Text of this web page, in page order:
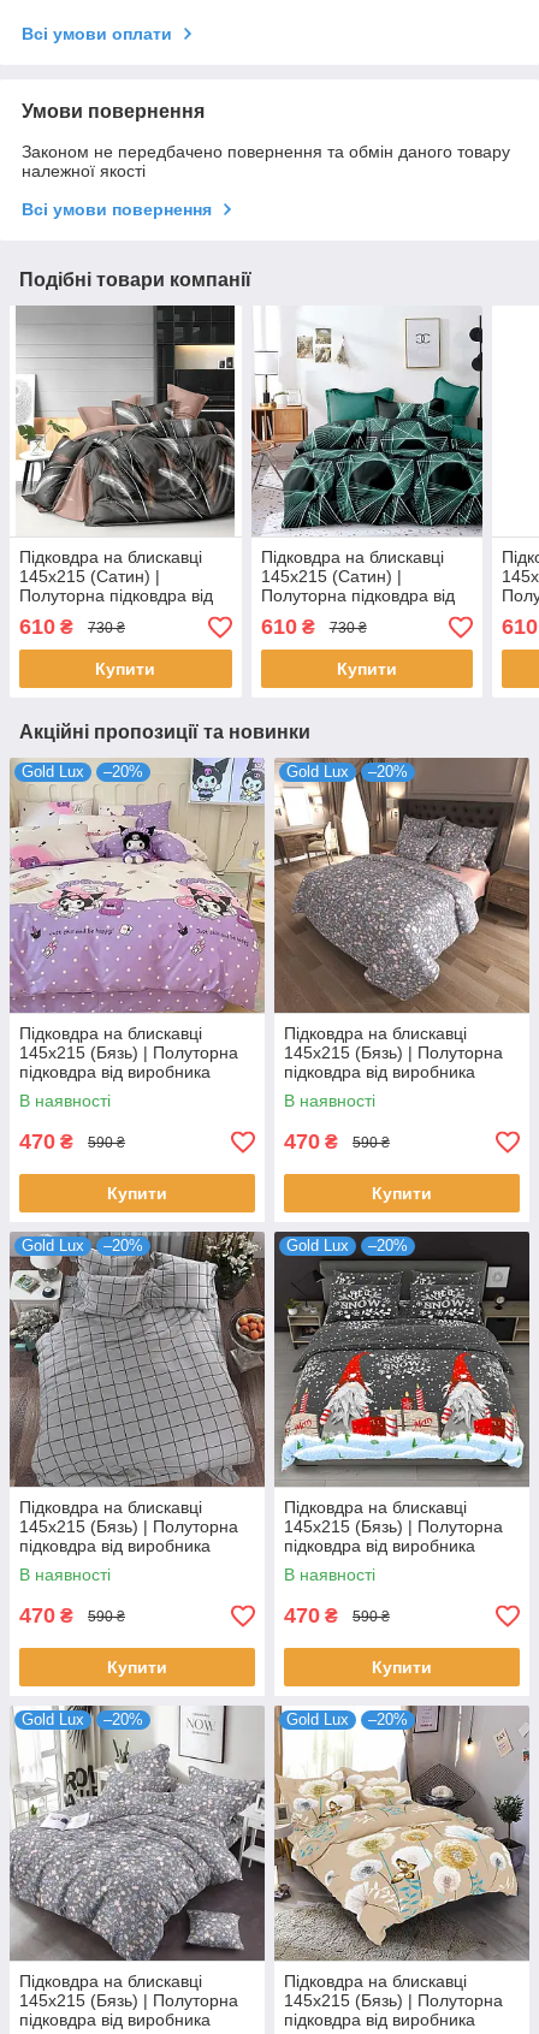
Всі умови оплати
Умови повернення
Законом не передбачено повернення та обмін даного товару
належної якості
Всі умови повернення
Подібні товари компанії
Підковдра на блискавці
145х215 (Сатин) |
Полуторна підковдра від
виробника "Королева
Ночі" | Пір'я на темно-
сірому
610 ₴ 730 ₴
Купити
Підковдра на блискавці
145х215 (Сатин) |
Полуторна підковдра від
виробника "Королева
Ночі" | Візерунок на
темному та бірюзовому
610₴ 730 ₴
Купити
610
Акційні пропозиції та новинки
Gold Lux –20%
Підковдра на блискавці
145х215 (Бязь) | Полуторна
підковдра від виробника
"Королева Ночі" | Аніме
Куромі на лавандово-
бежевому
В наявності
470 ₴ 590 ₴
Купити
Gold Lux –20%
Підковдра на блискавці
145х215 (Бязь) | Полуторна
підковдра від виробника
"Королева Ночі" | Квіти на
темному
В наявності
470 ₴ 590 ₴
Купити
Gold Lux –20%
Підковдра на блискавці
145х215 (Бязь) | Полуторна
підковдра від виробника
"Королева Ночі" | Велика
клітка на сірому
В наявності
470 ₴ 590 ₴
Купити
Gold Lux –20%
Підковдра на блискавці
145х215 (Бязь) | Полуторна
підковдра від виробника
"Королева Ночі" | Різдвяна
абстракція
В наявності
470 ₴ 590 ₴
Купити
Gold Lux –20%
Підковдра на блискавці
145х215 (Бязь) | Полуторна
підковдра від виробника
Gold Lux –20%
Підковдра на блискавці
145х215 (Бязь) | Полуторна
підковдра від виробника